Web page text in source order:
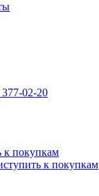
02-20
к покупкам
к покупкам